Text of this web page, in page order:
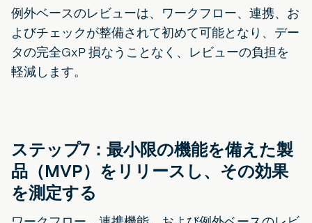
例外ベースのレビューは、ワークフロー、連携、お
よびチェックが整備されて初めて可能となり、デー
タの完全GxP 損なうことなく、レビューの負担を
軽減します。
ステップ7：最小限の機能を備えた製
品（MVP）をリリースし、その効果
を測定する